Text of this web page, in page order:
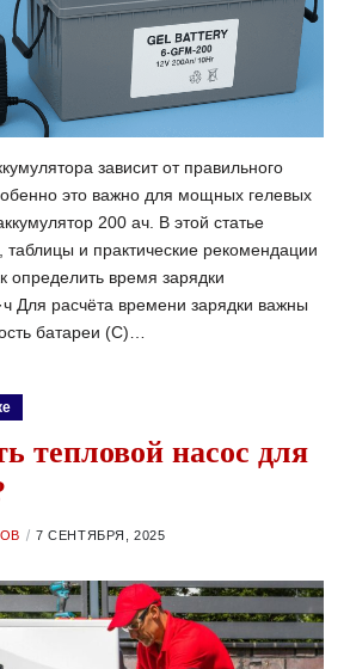
зависит от правильного
это важно для мощных гелевых
200 ач. В этой статье
и практические рекомендации
определить время зарядки
Для расчёта времени зарядки важны
батареи (C)…
тепловой насос для
7 СЕНТЯБРЯ, 2025